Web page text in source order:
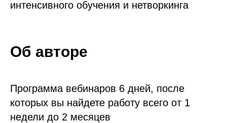
интенсивного обучения и нетворкинга
Об авторе
Программа вебинаров 6 дней, после
которых вы найдете работу всего от 1
недели до 2 месяцев